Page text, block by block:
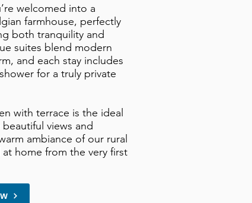
welcomed into a
farmhouse, perfectly
both tranquility and
suites blend modern
and each stay includes
for a truly private
with terrace is the ideal
views and
ambiance of our rural
home from the very first